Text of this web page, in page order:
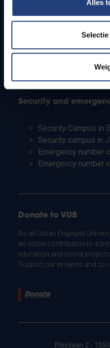
Alles
Students
PhD students
Teachers and
Working students
Security and
Security Campus in
Security campus in
Emergency number
Emergency number
Donate to VUB
As an Urban Engaged
an active contribution to a
education and social
Support our projects and co-
Donate
Pleinlaan 2 -